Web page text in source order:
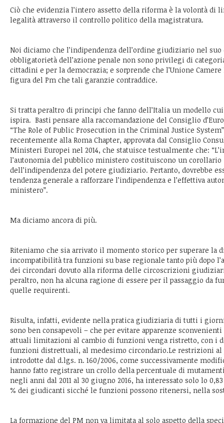
Ciò che evidenzia l’intero assetto della riforma è la volontà
legalità attraverso il controllo politico della magistratura.
Noi diciamo che l’indipendenza dell’ordine giudiziario nel suo
obbligatorietà dell’azione penale non sono privilegi di
cittadini e per la democrazia; e sorprende che l’Unione
figura del Pm che tali garanzie contraddice.
Si tratta peraltro di principi che fanno dell’Italia un modello
ispira. Basti pensare alla raccomandazione del Consiglio
“The Role of Public Prosecution in the Criminal Justice
recentemente alla Roma Chapter, approvata dal Consiglio
Ministeri Europei nel 2014, che statuisce testualmente che:
l’autonomia del pubblico ministero costituiscono un
dell’indipendenza del potere giudiziario. Pertanto, dovrebbe
tendenza generale a rafforzare l’indipendenza e l’effettiva
ministero”.
Ma diciamo ancora di più.
Riteniamo che sia arrivato il momento storico per superare la
incompatibilità tra funzioni su base regionale tanto più dopo
dei circondari dovuto alla riforma delle circoscrizioni
peraltro, non ha alcuna ragione di essere per il passaggio da
quelle requirenti.
Risulta, infatti, evidente nella pratica giudiziaria di tutti i
sono ben consapevoli – che per evitare apparenze
attuali limitazioni al cambio di funzioni venga ristretto, con i
funzioni distrettuali, al medesimo circondario.Le restrizioni
introdotte dal d.lgs. n. 160/2006, come successivamente
hanno fatto registrare un crollo della percentuale di
negli anni dal 2011 al 30 giugno 2016, ha interessato solo lo
% dei giudicanti sicché le funzioni possono ritenersi, nella
La formazione del PM non va limitata al solo aspetto della